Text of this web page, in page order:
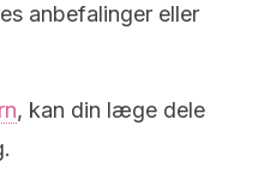
anbefalinger eller
, kan din læge dele